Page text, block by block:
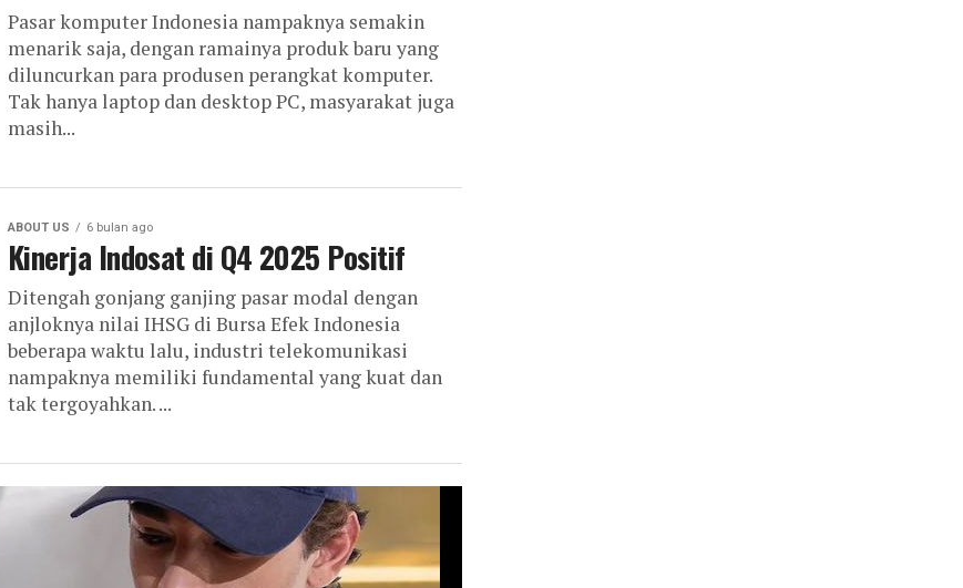
Pasar komputer Indonesia nampaknya semakin
menarik saja, dengan ramainya produk baru yang
diluncurkan para produsen perangkat komputer.
Tak hanya laptop dan desktop PC, masyarakat juga
masih...
ABOUT US 6 bulan ago
Kinerja Indosat di Q4 2025 Positif
Ditengah gonjang ganjing pasar modal dengan
anjloknya nilai IHSG di Bursa Efek Indonesia
beberapa waktu lalu, industri telekomunikasi
nampaknya memiliki fundamental yang kuat dan
tak tergoyahkan. ...